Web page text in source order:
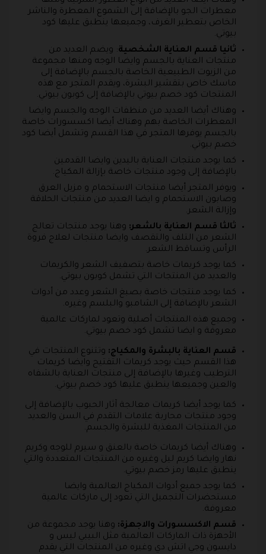
معطرات الجو بالإضافة إلى الشموع المعطرة والناشر
الخاص بتعطير الغرف، وجميعها ينطبق عليها كود
بيوتي.
ثانيا قسم العناية الشخصية: ويضم العديد من
منتجات العناية بالجسم وايضا الوجه ومنها مجموعة
من الزيوت الطبيعية الخاصة بالجسم بالإضافة إلى
ماسك خاص بتقشير البشرة، ويقدم المتجر مع هذه
المنتجات كود خصم بيوتي بالإضافة إلى كوبون بيوتي.
وهناك أيضا العديد من منظفات الوجه والجسم وايضا
المعطرات الخاصة بهم وهناك أيضا اكسسورات خاصة
بالجسم يوفرها المتجر في هذا القسم وتشمل أيضا كود
خصم بيوتي.
كما يوجد منتجات العناية باليدين وايضا القدمين
بالإضافة إلى وجود منتجات خاصة بإزالة المكياج.
ويوفر المتجر أيضا منتجات الاستحمام و مزيل العرق
وصابون الاستحمام و ايضا العديد من منتجات الحلاقة
وإزالة الشعر.
ثالثا قسم العناية بالشعر: وهنا يوجد منتجات تعالج
الشعر من التلف والتقصف وايضا منتجات لعلاج فروة
الرأس وتساقط الشعر.
كما يوجد كريمات خاصة بتصفيف الشعر والكريمات
والعديد من المنتجات التي تشمل كوبون بيوتي.
كما يوجد منتجات خاصة بصبغ الشعر وعدد من أدوات
الشعر بالإضافة إلى الشامبو والبلسم وغيره.
وجميع هذه المنتجات أصلية وتعود لماركات عالمية
معروفة و ايضا تشمل كود خصم بيوتي.
قسم العناية بالبشرة والمكياج: وتتنوع المنتجات في
هذا القسم حيث يوجد كريمات التفتيح وايضا كريمات
الترطيب وغيرها بالإضافة إلى منتجات العناية بالشفاه
والعين وجميعها ينطبق عليها كود خصم بيوتي.
كما يوجد أيضا كريمات معالجة آثار الحبوب بالإضافة إلى
وجود منتجات محاربة علامات التقدم في السن والعديد
من المنتجات المغذية للبشرة والجسم.
وهناك أيضا كريمات خاصة بالعنق و سيرم للوجه وكريم
نهار وايضا كريم ليل وغيره من المنتجات المتعددة والتي
ينطبق عليها رمز خصم بيوتي.
كما يوجد جميع أدوات المكياج العالمية وايضا
مستحضرات التجميل التي تعود إلى ماركات عالمية
معروفة.
قسم الاكسسورات والاجهزة: وهنا يوجد مجموعة من
الأجهزة ذات الماركات العالمية مثل البيبي ليس و
دايسون وجي اتش دي وغيره من المنتجات التي يقدم